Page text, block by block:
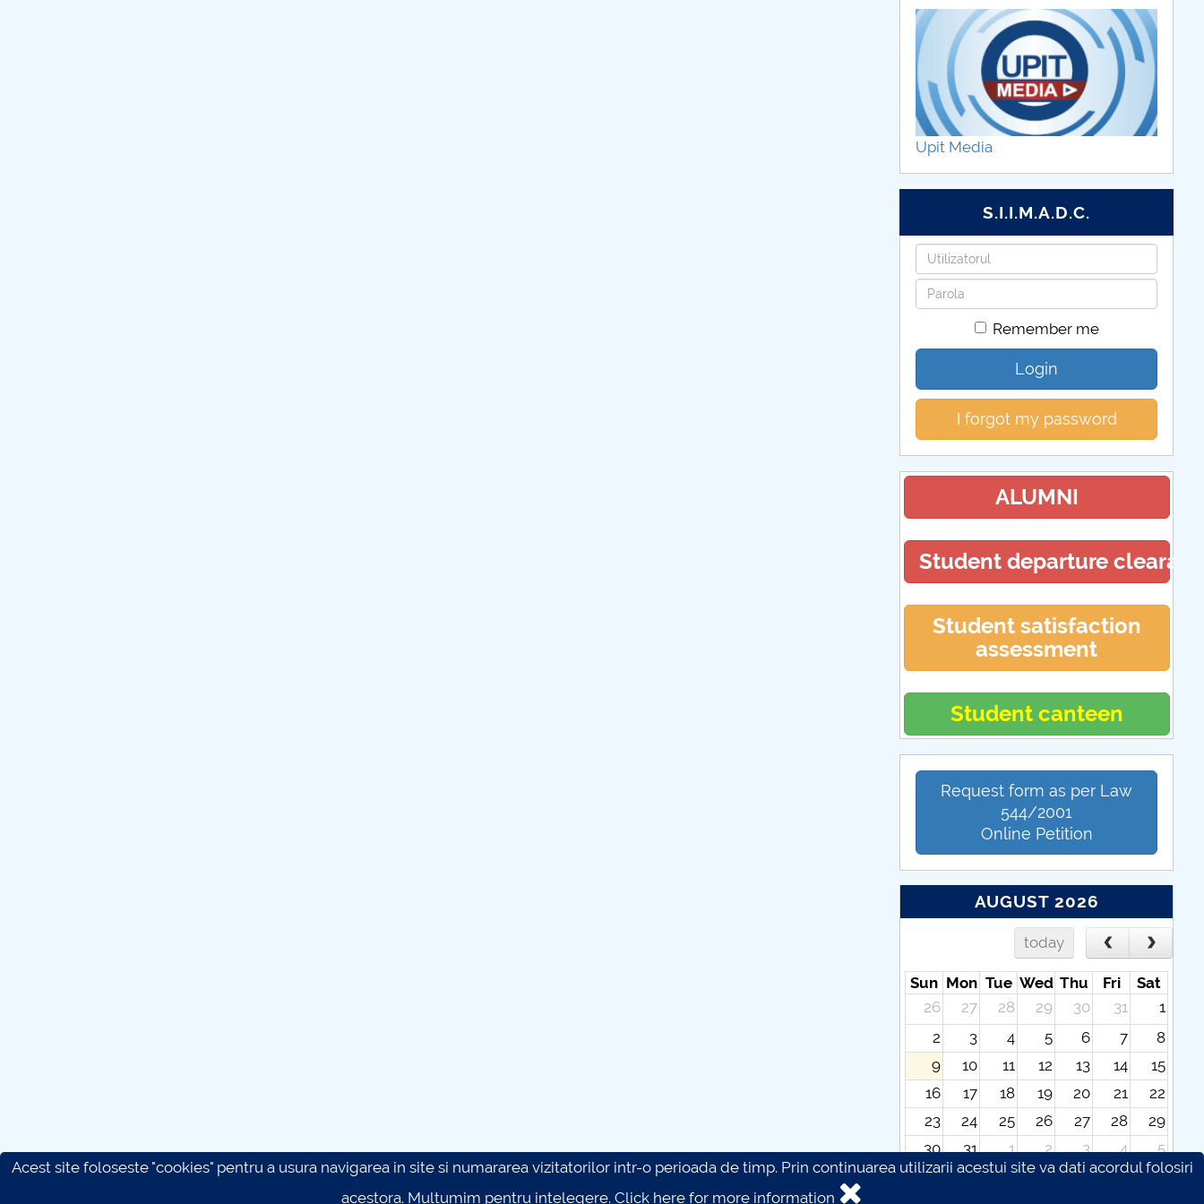
Upit Media
S.I.I.M.A.D.C.
Username
Password
Remember me
Login
I forgot my password
ALUMNI
Student departure
Student satisfaction
assessment
Student canteen
Request form as per Law
544/2001
Online Petition
AUGUST 2026
today
Sun Mon Tue Wed Thu Fri
Sat
26
27 28 29 30 31
1
2
3 4 5 6 7
8
9
10 11 12 13 14
15
16
17 18 19 20 21
22
23
24 25 26 27 28
29
30
31 1 2 3 4
5
Acest site foloseste "cookies" pentru a usura navigarea in site si numararea vizitatorilor intr-o perioada de timp. Prin continuarea utilizarii acestui site va dati acordul folosiri
acestora. Multumim pentru intelegere. Click here for more information